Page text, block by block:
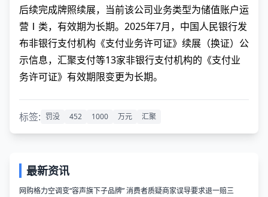
后续完成牌照续展，当前该公司业务类型为储值账户运
营Ⅰ类，有效期为长期。2025年7月，中国人民银行发
布非银行支付机构《支付业务许可证》续展（换证）公
示信息，汇聚支付等13家非银行支付机构的《支付业
务许可证》有效期限变更为长期。
标签: 罚没 452 1000 万元 汇聚
最新资讯
网购格力空调变“容声旗下子品牌” 消费者质疑商家误导要求退一赔三